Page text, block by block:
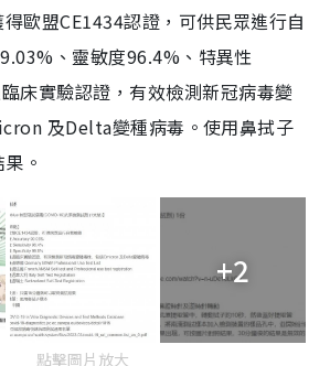
歐盟CE1434認證，可供民眾進行自
、靈敏度96.4%、特異性
床實驗認證，有效檢測新冠病毒變
及Delta變種病毒。使用鼻拭子
。
+2
點擊圖片放大